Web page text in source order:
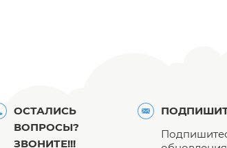
ОСТАЛИСЬ
ВОПРОСЫ?
ЗВОНИТЕ!!!